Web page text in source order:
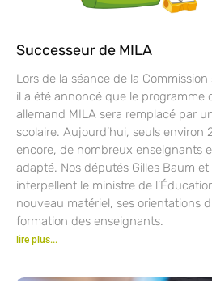
Successeur de MILA
Lors de la séance de la
il a été annoncé que le programme
allemand MILA sera remplacé par
scolaire. Aujourd’hui, seuls environ
encore, de nombreux enseignants
adapté. Nos députés Gilles Baum
interpellent le ministre de
nouveau matériel, ses orientations
formation des enseignants.
lire plus...